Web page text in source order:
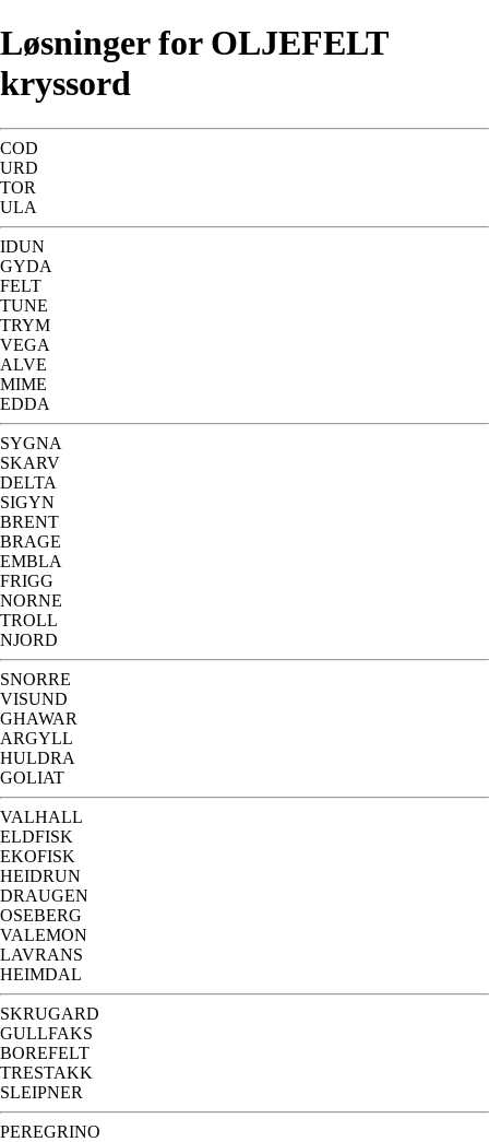
Løsninger for OLJEFELT
kryssord
COD
URD
TOR
ULA
IDUN
GYDA
FELT
TUNE
TRYM
VEGA
ALVE
MIME
EDDA
SYGNA
SKARV
DELTA
SIGYN
BRENT
BRAGE
EMBLA
FRIGG
NORNE
TROLL
NJORD
SNORRE
VISUND
GHAWAR
ARGYLL
HULDRA
GOLIAT
VALHALL
ELDFISK
EKOFISK
HEIDRUN
DRAUGEN
OSEBERG
VALEMON
LAVRANS
HEIMDAL
SKRUGARD
GULLFAKS
BOREFELT
TRESTAKK
SLEIPNER
PEREGRINO